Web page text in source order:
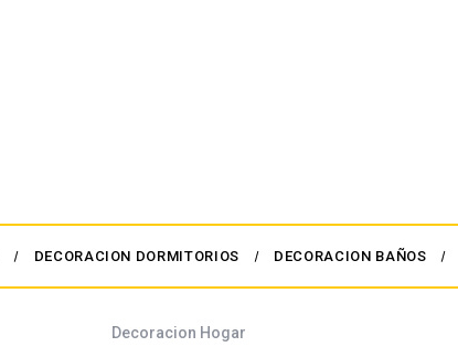
DECORACION DORMITORIOS DECORACION BAÑOS
Decoracion Hogar